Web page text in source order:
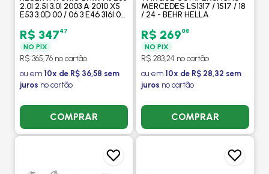
2.0I 2.5I 3.0I 2003 A 2010 X5
E53 3.0D 00 / 06 3 E46 316I 02
2000 - PROCOOLER
R$ 34747
NO PIX
R$ 365,76 no cartão
ou em 10x de R$ 36,58 sem
juros no cartão
COMPRAR
MERCEDES LS1317 / 1517 / 18
/ 24 - BEHR HELLA
R$ 26908
NO PIX
R$ 283,24 no cartão
ou em 10x de R$ 28,32 sem
juros no cartão
COMPRAR